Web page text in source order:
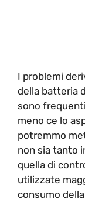
I problemi
della batteria
sono
meno ce lo
potremmo
non sia tanto
quella di
utilizzate
consumo